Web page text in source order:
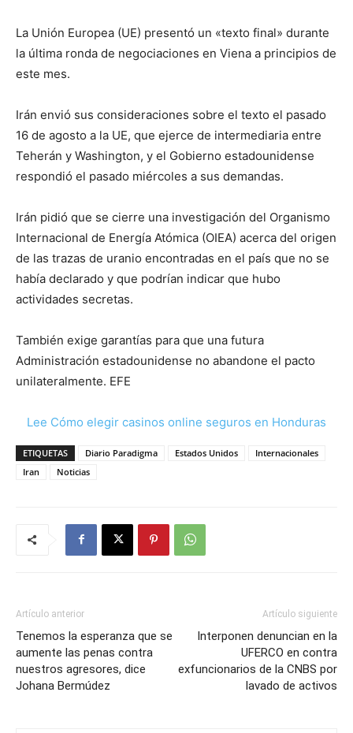
La Unión Europea (UE) presentó un «texto final» durante
la última ronda de negociaciones en Viena a principios de
este mes.
Irán envió sus consideraciones sobre el texto el pasado
16 de agosto a la UE, que ejerce de intermediaria entre
Teherán y Washington, y el Gobierno estadounidense
respondió el pasado miércoles a sus demandas.
Irán pidió que se cierre una investigación del Organismo
Internacional de Energía Atómica (OIEA) acerca del origen
de las trazas de uranio encontradas en el país que no se
había declarado y que podrían indicar que hubo
actividades secretas.
También exige garantías para que una futura
Administración estadounidense no abandone el pacto
unilateralmente. EFE
Lee Cómo elegir casinos online seguros en Honduras
ETIQUETAS Diario Paradigma Estados Unidos
Internacionales
Iran
Noticias
Artículo anterior
Tenemos la esperanza que se
aumente las penas contra
nuestros agresores, dice
Johana Bermúdez
Artículo siguiente
Interponen denuncian en la
UFERCO en contra
exfuncionarios de la CNBS por
lavado de activos